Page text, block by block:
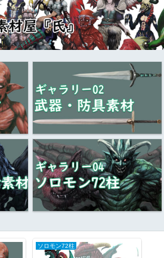
ソロモン72柱